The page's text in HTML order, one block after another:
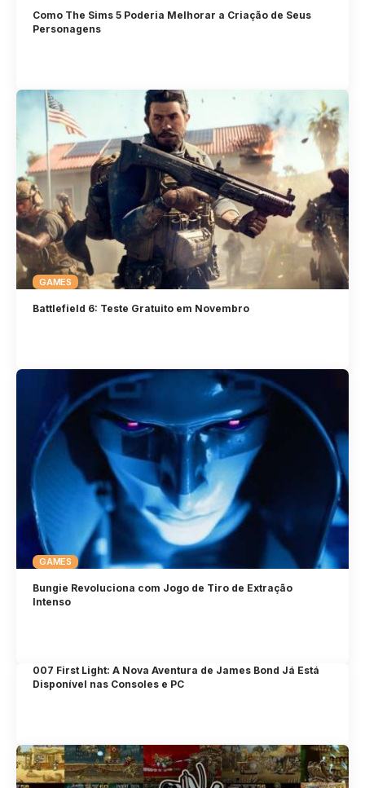
Como The Sims 5 Poderia Melhorar a Criação de Seus
Personagens
GAMES
Battlefield 6: Teste Gratuito em Novembro
GAMES
Bungie Revoluciona com Jogo de Tiro de Extração
Intenso
007 First Light: A Nova Aventura de James Bond Já Está
Disponível nas Consoles e PC